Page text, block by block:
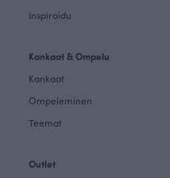
Inspiroidu
Kankaat & Ompelu
Kankaat
Ompeleminen
Teemat
Outlet